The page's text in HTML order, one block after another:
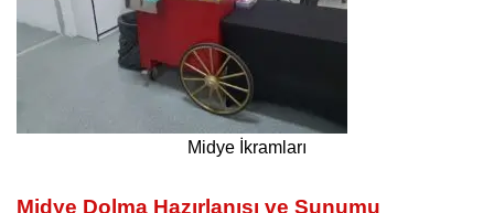
Midye İkramları
Midye Dolma Hazırlanışı ve Sunumu